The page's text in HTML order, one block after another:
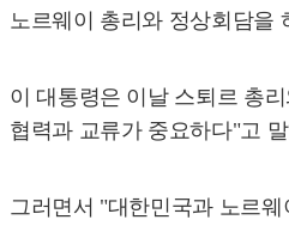
노르웨이 총리와 정상회담을
이 대통령은 이날 스퇴르 총
협력과 교류가 중요하다"고
그러면서 "대한민국과 노르